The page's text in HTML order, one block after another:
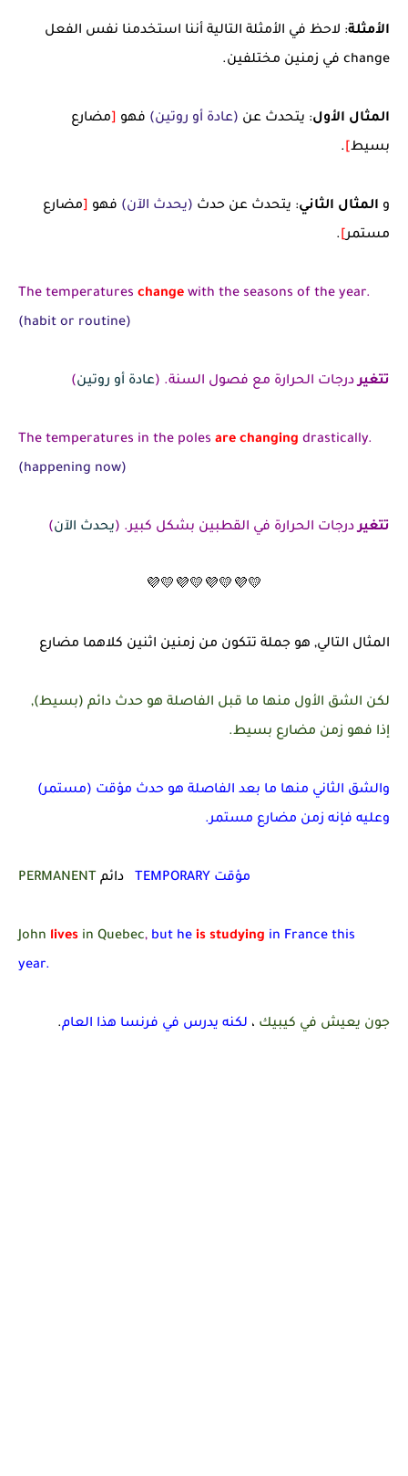
الأمثلة: لاحظ في الأمثلة التالية أننا استخدمنا نفس الفعل
change في زمنين مختلفين.
المثال الأول: يتحدث عن (عادة أو روتين) فهو [مضارع
بسيط]
.
و المثال الثاني: يتحدث عن حدث (يحدث الآن) فهو [مضارع
مستمر]
.
The temperatures change with the seasons of the year.
(habit or routine)
تتغيردرجات الحرارة مع فصول السنة. (عادة أو روتين)
The temperatures in the poles are changing drastically.
(happening now)
تتغيردرجات الحرارة في القطبين بشكل كبير. (يحدث الآن)
💛💜💛💜💛💜💛💜
المثال التالي, هو جملة تتكون من زمنين اثنين كلاهما مضارع
لكن الشق الأول منها ما قبل الفاصلة هو حدث دائم (بسيط),
إذا فهو زمن مضارع بسيط.
والشق الثاني منها ما بعد الفاصلة هو حدث مؤقت (مستمر)
وعليه فإنه زمن مضارع مستمر.
PERMANENT TEMPORARY مؤقت
John lives in Quebec, but he is studying in France this
year.
جون يعيش في كيبيك ، لكنه يدرس في فرنسا هذا العام.